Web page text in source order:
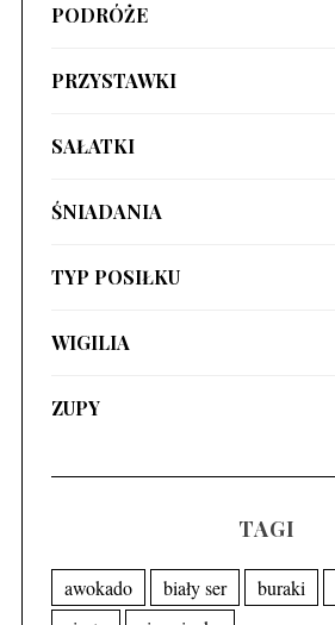
PODRÓŻE
PRZYSTAWKI
SAŁATKI
ŚNIADANIA
TYP POSIŁKU
WIGILIA
ZUPY
TAGI
awokado biały ser buraki